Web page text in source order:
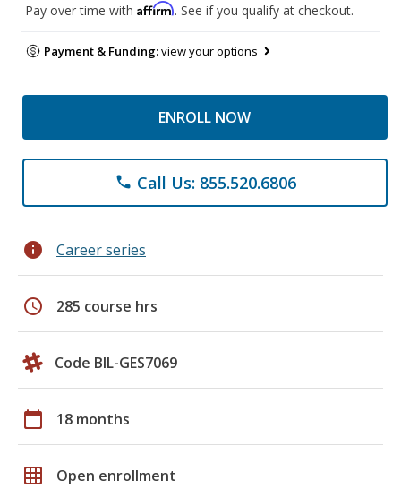
Pay over time with Affirm. See if you qualify at checkout.
Payment & Funding:view your options
ENROLL NOW
phone Call Us: 855.520.6806
info Career series
schedule 285 course hrs
Code BIL-GES7069
calendar_today 18 months
grid_on Open enrollment